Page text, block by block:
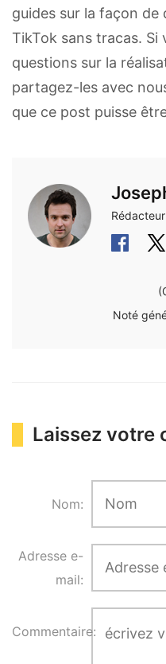
guides sur la façon de
TikTok sans tracas. Si
questions sur la
partagez-les avec
que ce post puisse
Noté
Laissez votre
Nom:
Adresse e-
mail:
Commentaire: